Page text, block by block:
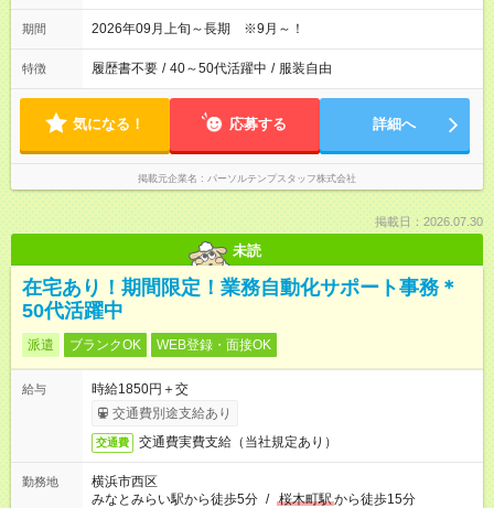
期間 2026年09月上旬～長期 ※9月～！
特徴 履歴書不要 / 40～50代活躍中 / 服装自由
気になる！ 応募する 詳細へ
掲載元企業名 パーソルテンプスタッフ株式会社
掲載日：2026.07.30
未読
在宅あり！期間限定！業務自動化サポート事務＊
50代活躍中
派遣 ブランクOK WEB登録・面接OK
給与
時給1850円＋交
交通費別途支給あり
交通費 交通費実費支給（当社規定あり）
勤務地
横浜市西区
みなとみらい駅から徒歩5分 / 桜木町駅から徒歩15分